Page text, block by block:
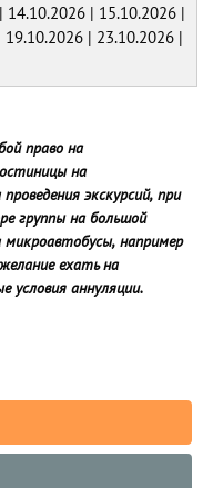
| 15.10.2026 |
| 23.10.2026 |
право на
на
экскурсий, при
группы на большой
например
ехать на
аннуляции.